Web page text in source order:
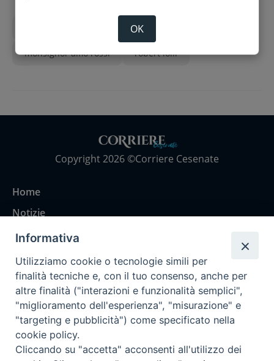
liceo righi cesena
monsignor alfio rossi robert lolli
Copyright 2026 ©Corriere Cesenate
Home
Notizie
Rubriche
Chi siamo
Come abbonarsi
Contatti
OK
Informativa
Utilizziamo cookie o tecnologie simili per
finalità tecniche e, con il tuo consenso, anche per
altre finalità ("interazioni e funzionalità semplici",
"miglioramento dell'esperienza", "misurazione" e
"targeting e pubblicità") come specificato nella
cookie policy.
Cliccando su "accetta" acconsenti all'utilizzo dei